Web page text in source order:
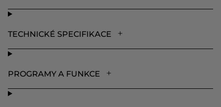
TECHNICKÉ SPECIFIKACE
PROGRAMY A FUNKCE